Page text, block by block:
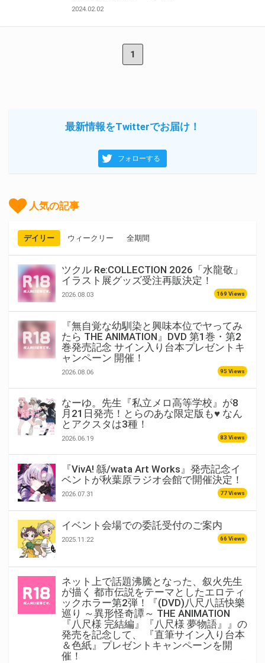
2024.02.02
1
最新情報をTwitterでお届け！
フォローする
人気の記事
デイリー ウィークリー 全期間
ツクル Re:COLLECTION 2026「水龍敬」
イラスト展グッズ受注再販決定！
2026.08.03 169 Views
『無自覚な幼馴染と興味本位でヤってみ
たら THE ANIMATION』DVD 第1巻・第2
巻発売記念 サイン入り台本プレゼントキ
ャンペーン 開催！
2026.08.06 95 Views
なーゆ。先生『私立メロ高等学校』が8
月21日発売！とらのあな限定版も♥ なん
とアクスタは3種！
2026.06.19 83 Views
『VivA! 緜/wata Art Works』発売記念イ
ベントが秋葉原ラジオ会館で開催決定！
2026.07.31 77 Views
イベント会場での委託受付のご案内
2025.11.22 66 Views
ネット上で話題沸騰となった、叙火先生
が描く 都市伝説をテーマとしたエロティ
ックホラー第2弾！『(DVD)八尺八話快樂
巡り ～異形怪奇譚～ THE ANIMATION
『八尺様 完結編』『八尺様 夢物語』』の
発売を記念して、 『直筆サイン入り台本
＆色紙』プレゼントキャンペーンを開
催！